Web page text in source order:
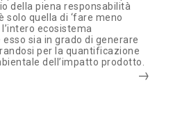
della piena responsabilità
solo quella di ‘fare meno
ecosistema
sia in grado di generare
per la quantificazione
dell’impatto prodotto.